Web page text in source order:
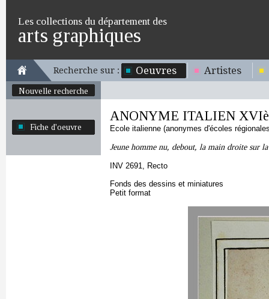
Les collections du département des
arts graphiques
Recherche sur : Oeuvres Artistes
Nouvelle recherche
Fiche d'oeuvre
ANONYME ITALIEN
Ecole italienne (anonymes d'écoles
Jeune homme nu, debout, la main droite sur
INV 2691, Recto
Fonds des dessins et miniatures
Petit format